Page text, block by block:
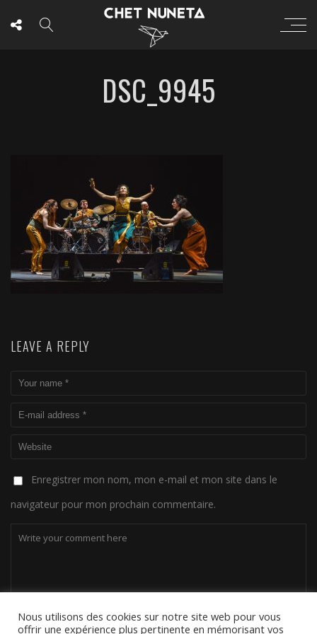
DSC_9945
LEAVE A REPLY
Enregistrer mon nom, mon e-mail et mon site dans le
navigateur pour mon prochain commentaire.
Nous utilisons des cookies sur notre site web pour vous
offrir une expérience plus pertinente en mémorisant vos